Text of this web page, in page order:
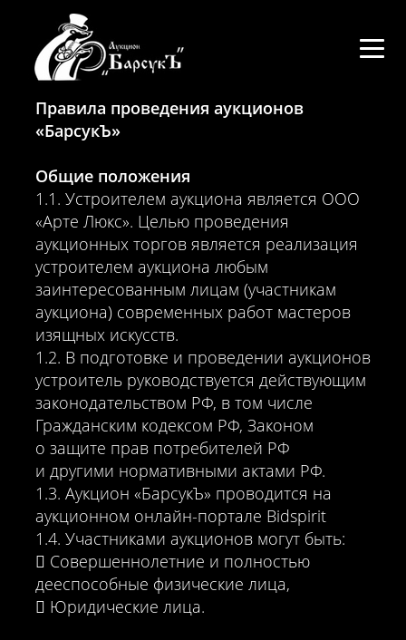
Правила проведения аукционов
«БарсукЪ»
Общие положения
1.1. Устроителем аукциона является ООО
«Арте Люкс». Целью проведения
аукционных торгов является реализация
устроителем аукциона любым
заинтересованным лицам (участникам
аукциона) современных работ мастеров
изящных искусств.
1.2. В подготовке и проведении аукционов
устроитель руководствуется действующим
законодательством РФ, в том числе
Гражданским кодексом РФ, Законом
о защите прав потребителей РФ
и другими нормативными актами РФ.
1.3. Аукцион «БарсукЪ» проводится на
аукционном онлайн-портале Bidspirit
1.4. Участниками аукционов могут быть:
 Совершеннолетние и полностью
дееспособные физические лица,
 Юридические лица.